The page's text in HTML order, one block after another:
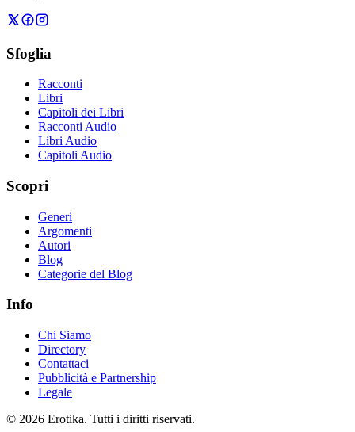
Sfoglia
Racconti
Libri
Capitoli dei Libri
Racconti Audio
Libri Audio
Capitoli Audio
Scopri
Generi
Argomenti
Autori
Blog
Categorie del Blog
Info
Chi Siamo
Directory
Contattaci
Pubblicità e Partnership
Legale
© 2026 Erotika. Tutti i diritti riservati.